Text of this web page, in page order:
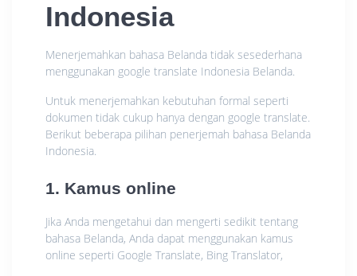
Indonesia
Menerjemahkan bahasa Belanda tidak sesederhana
menggunakan google translate Indonesia Belanda.
Untuk menerjemahkan kebutuhan formal seperti
dokumen tidak cukup hanya dengan google translate.
Berikut beberapa pilihan penerjemah bahasa Belanda
Indonesia.
1. Kamus online
Jika Anda mengetahui dan mengerti sedikit tentang
bahasa Belanda, Anda dapat menggunakan kamus
online seperti Google Translate, Bing Translator,